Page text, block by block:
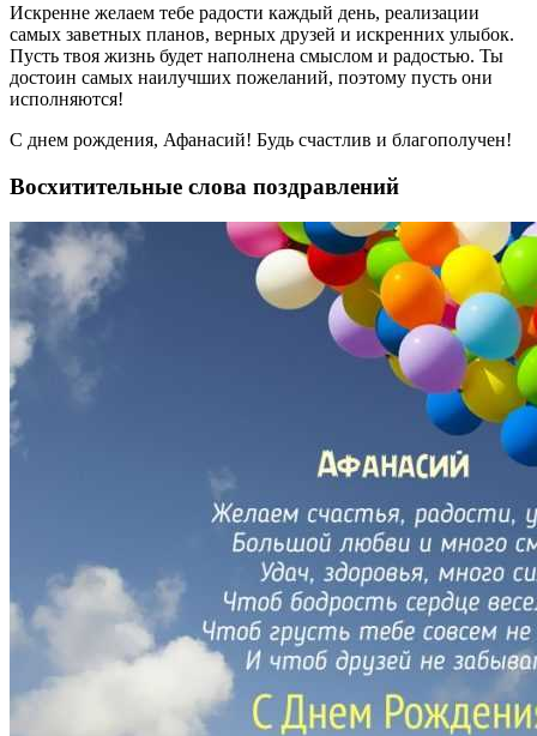
Искренне желаем тебе радости каждый день, реализации
самых заветных планов, верных друзей и искренних улыбок.
Пусть твоя жизнь будет наполнена смыслом и радостью. Ты
достоин самых наилучших пожеланий, поэтому пусть они
исполняются!
С днем рождения, Афанасий! Будь счастлив и благополучен!
Восхитительные слова поздравлений